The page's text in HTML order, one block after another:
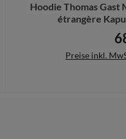
Hoodie Thomas Gast
étrangère
Preise inkl.